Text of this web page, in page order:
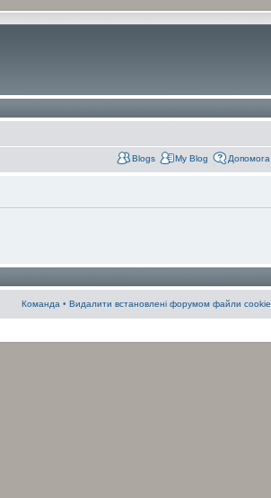
Blogs My Blog Допомога
Команда• Видалити встановлені форумом файли cookie